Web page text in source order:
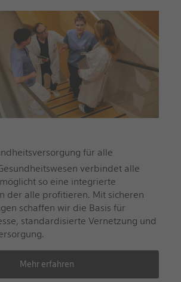
für alle
verbindet alle
so eine integrierte
der alle profitieren. Mit sicheren
schaffen wir die Basis für
standardisierte Vernetzung und
Mehr erfahren